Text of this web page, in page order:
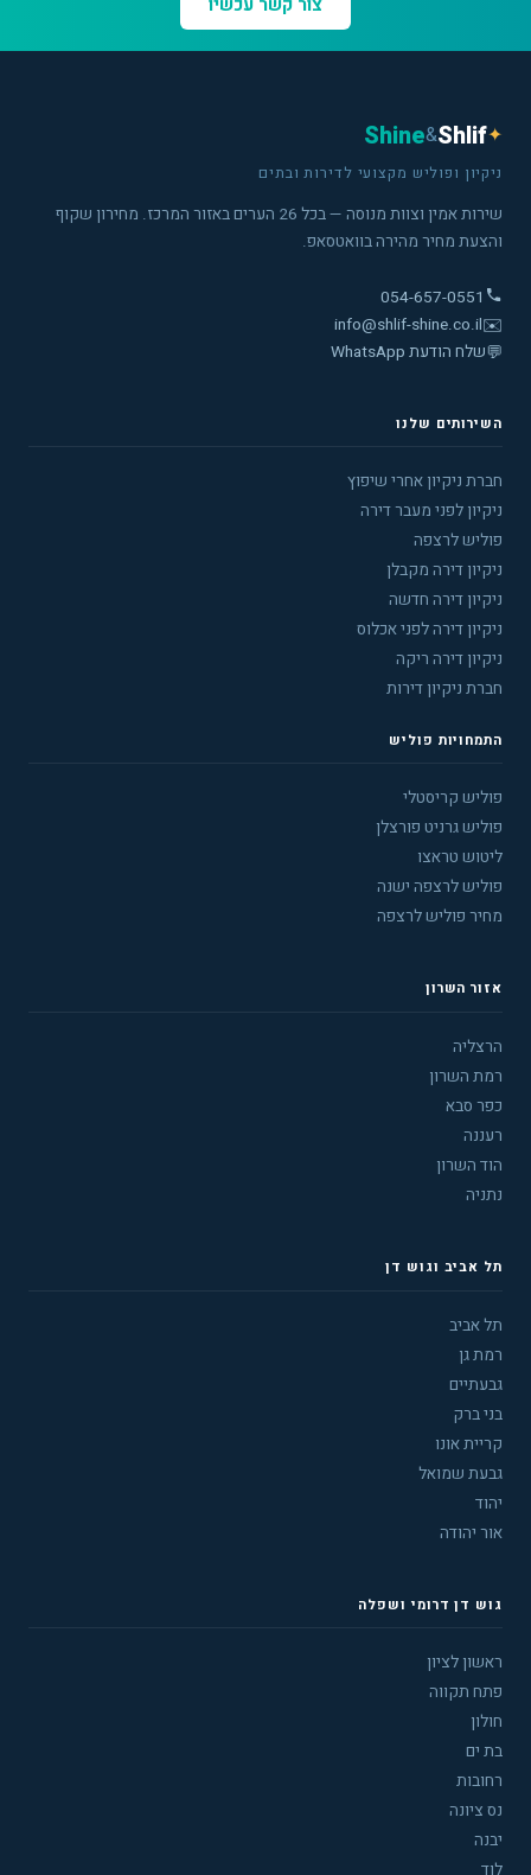
צור קשר עכשיו
✦
Shlif
&
Shine
ניקיון ופוליש מקצועי לדירות ובתים
שירות אמין וצוות מנוסה — בכל 26 הערים באזור המרכז. מחירון שקוף
והצעת מחיר מהירה בוואטסאפ.
054-657-0551
✉️
info@shlif-shine.co.il
💬שלח הודעת WhatsApp
השירותים שלנו
חברת ניקיון אחרי שיפוץ
ניקיון לפני מעבר דירה
פוליש לרצפה
ניקיון דירה מקבלן
ניקיון דירה חדשה
ניקיון דירה לפני אכלוס
ניקיון דירה ריקה
חברת ניקיון דירות
התמחויות פוליש
פוליש קריסטלי
פוליש גרניט פורצלן
ליטוש טראצו
פוליש לרצפה ישנה
מחיר פוליש לרצפה
אזור השרון
הרצליה
רמת השרון
כפר סבא
רעננה
הוד השרון
נתניה
תל אביב וגוש דן
תל אביב
רמת גן
גבעתיים
בני ברק
קריית אונו
גבעת שמואל
יהוד
אור יהודה
גוש דן דרומי ושפלה
ראשון לציון
פתח תקווה
חולון
בת ים
רחובות
נס ציונה
יבנה